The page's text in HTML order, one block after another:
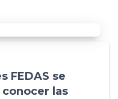
FEDAS se
las